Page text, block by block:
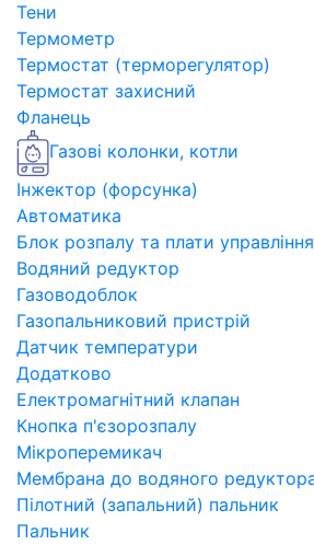
Тени
Термометр
Термостат (терморегулятор)
Термостат захисний
Фланець
Газові колонки, котли
Інжектор (форсунка)
Автоматика
Блок розпалу та плати управління
Водяний редуктор
Газоводоблок
Газопальниковий пристрій
Датчик температури
Додатково
Електромагнітний клапан
Кнопка п'єзорозпалу
Мікроперемикач
Мембрана до водяного
Пілотний (запальний) пальник
Пальник